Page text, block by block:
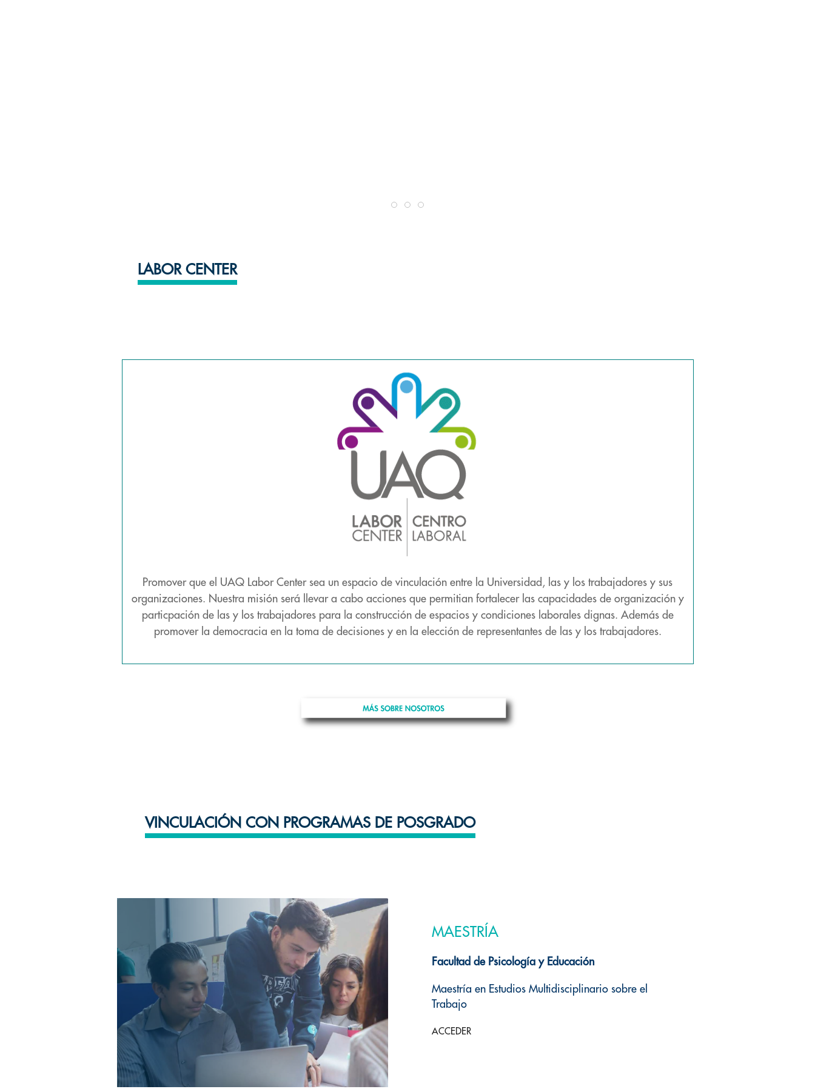
LABOR CENTER
Promover que el UAQ Labor Center sea un espacio de vinculación entre la Universidad, las y los trabajadores y sus
organizaciones. Nuestra misión será llevar a cabo acciones que permitian fortalecer las capacidades de organización y
particpación de las y los trabajadores para la construcción de espacios y condiciones laborales dignas. Además de
promover la democracia en la toma de decisiones y en la elección de representantes de las y los trabajadores.
VINCULACIÓN CON PROGRAMAS DE POSGRADO
MAESTRÍA
Facultad de Psicología y Educación
Maestría en Estudios Multidisciplinario sobre el
Trabajo
ACCEDER